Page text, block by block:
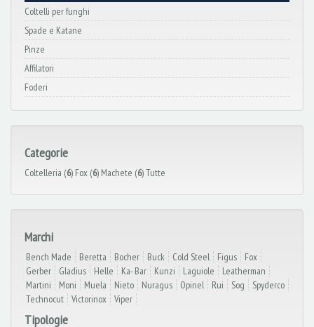
Coltelli per funghi
Spade e Katane
Pinze
Affilatori
Foderi
Categorie
Coltelleria (6) Fox (6) Machete (6)Tutte
Marchi
Bench Made Beretta Bocher Buck Cold Steel Figus
Fox
Gerber
Gladius Helle Ka- Bar Kunzi Laguiole
Leatherman
Martini
Moni Muela Nieto Nuragus Opinel Rui Sog
Spyderco
Technocut
Victorinox Viper
Tipologie